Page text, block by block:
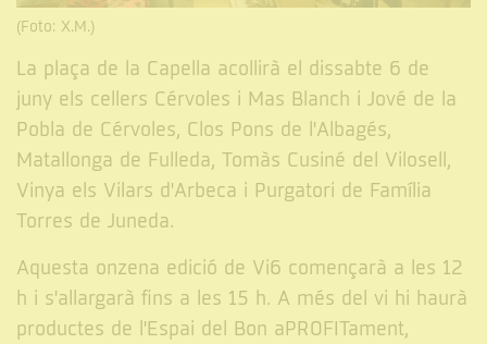
(Foto: X.M.)
La plaça de la Capella acollirà el dissabte 6 de
juny els cellers Cérvoles i Mas Blanch i Jové de la
Pobla de Cérvoles, Clos Pons de l'Albagés,
Matallonga de Fulleda, Tomàs Cusiné del Vilosell,
Vinya els Vilars d'Arbeca i Purgatori de Família
Torres de Juneda.
Aquesta onzena edició de Vi6 començarà a les 12
h i s'allargarà fins a les 15 h. A més del vi hi haurà
productes de l'Espai del Bon aPROFITament,